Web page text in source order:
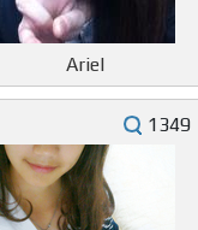
Ariel
1349